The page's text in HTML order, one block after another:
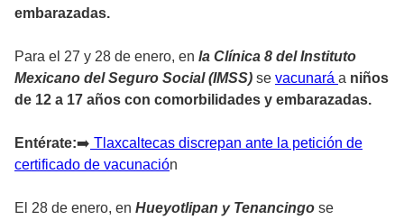
embarazadas.
Para el 27 y 28 de enero, en la Clínica 8 del Instituto
Mexicano del Seguro Social (IMSS) se vacunará a niños
de 12 a 17 años con comorbilidades y embarazadas.
Entérate:➡️ Tlaxcaltecas discrepan ante la petición de
certificado de vacunación
El 28 de enero, en Hueyotlipan y Tenancingo se